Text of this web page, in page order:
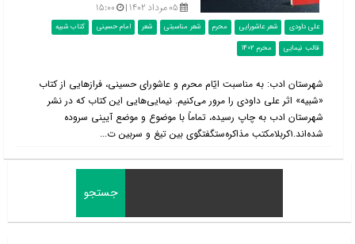
۰۵ مرداد ۱۴۰۲ | ۱۵:۰۰
علی داودی شعر عاشورایی محرم شعر مناسبتی شعر امام حسینی
کتاب شبیه
قالب نیمایی
محرم 1402
شهرستان ادب: به مناسبت ایّام محرم و عاشورای حسینی، فرازهایی از کتاب
«شبیه» اثر علی داودی را مرور می‌کنیم. نیمایی‌هایی این کتاب که در نشر
شهرستان ادب به چاپ رسیده، تماماً با موضوع و موضع آیینی سروده
شده‌اند.۱کربلامکتب مذاکره‌ستگفتگوی بین تیغ و سربین ت...